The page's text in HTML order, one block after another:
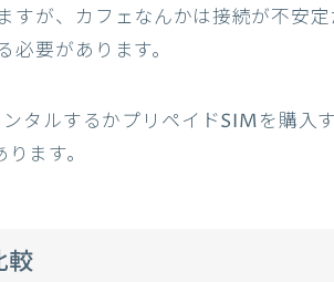
すが、カフェなんかは接続が不安定
要があります。
タルするかプリペイドSIMを購入
ます。
較